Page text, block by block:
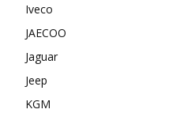
Iveco
JAECOO
Jaguar
Jeep
KGM